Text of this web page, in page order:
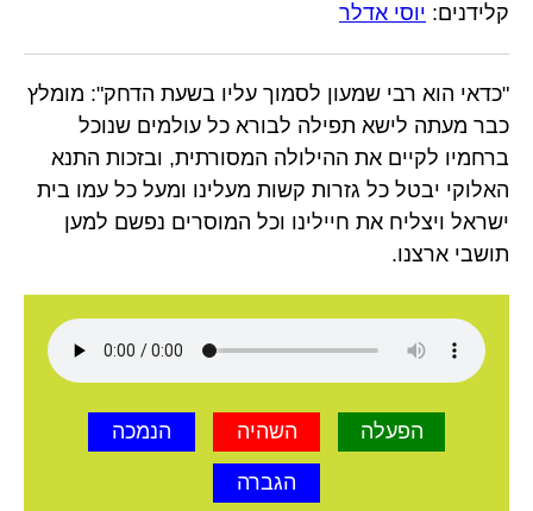
קלידנים: יוסי אדלר
"כדאי הוא רבי שמעון לסמוך עליו בשעת הדחק": מומלץ
כבר מעתה לישא תפילה לבורא כל עולמים שנוכל
ברחמיו לקיים את ההילולה המסורתית, ובזכות התנא
האלוקי יבטל כל גזרות קשות מעלינו ומעל כל עמו בית
ישראל ויצליח את חיילינו וכל המוסרים נפשם למען
תושבי ארצנו.
הפעלה השהיה הנמכה
הגברה